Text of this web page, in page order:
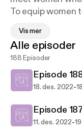
To equip women
spend our days
Word - our
glory to the one
were made. In
we join you
welcome here!
Vis mer
Alle episoder
188 Episoder
Episode
18. des. 2022-
Episode
11. des. 2022-